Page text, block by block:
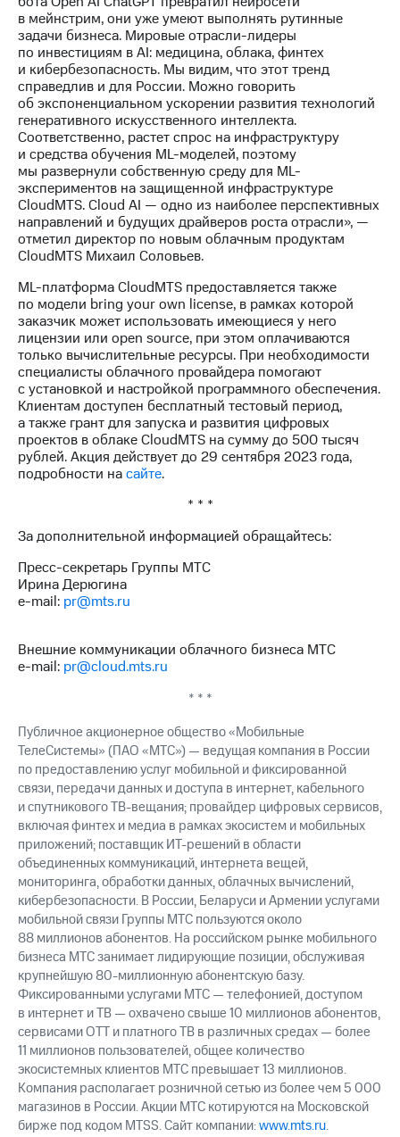
акций
Описание
Программа
приобретения
Порядок
выкупа
акций
Дивиденды
Рынок
облигаций
Описание
Еврооблигации-2023
Уведомление
погашении
именных
облигаций
Другое
Регистратор
Реквизиты
Контакты
развитие
деловая этика
На главную
в мейнстрим, они уже умеют выполнять рутинные
задачи бизнеса. Мировые отрасли-лидеры
по инвестициям в AI: медицина, облака, финтех
и кибербезопасность. Мы видим, что этот тренд
справедлив и для России. Можно говорить
об экспоненциальном ускорении развития технологий
генеративного искусственного интеллекта.
Соответственно, растет спрос на инфраструктуру
и средства обучения ML-моделей, поэтому
мы развернули собственную среду для ML-
экспериментов на защищенной инфраструктуре
CloudMTS. Cloud AI — одно из наиболее перспективных
направлений и будущих драйверов роста отрасли», —
отметил директор по новым облачным продуктам
CloudMTS Михаил Соловьев.
ML-платформа CloudMTS предоставляется также
по модели bring your own license, в рамках которой
заказчик может использовать имеющиеся у него
лицензии или open source, при этом оплачиваются
только вычислительные ресурсы. При необходимости
специалисты облачного провайдера помогают
с установкой и настройкой программного обеспечения.
Клиентам доступен бесплатный тестовый период,
а также грант для запуска и развития цифровых
проектов в облаке CloudMTS на сумму до 500 тысяч
рублей. Акция действует до 29 сентября 2023 года,
подробности насайте.
* * *
За дополнительной информацией обращайтесь:
Пресс-секретарь Группы МТС
Ирина Дерюгина
e-mail: pr@mts.ru
Внешние коммуникации облачного бизнеса МТС
e-mail: pr@cloud.mts.ru
* * *
Публичное акционерное общество «Мобильные
ТелеСистемы» (ПАО «МТС») — ведущая компания в России
по предоставлению услуг мобильной и фиксированной
связи, передачи данных и доступа в интернет, кабельного
и спутникового ТВ-вещания; провайдер цифровых сервисов,
включая финтех и медиа в рамках экосистем и мобильных
приложений; поставщик ИТ-решений в области
объединенных коммуникаций, интернета вещей,
мониторинга, обработки данных, облачных вычислений,
кибербезопасности. В России, Беларуси и Армении услугами
мобильной связи Группы МТС пользуются около
88 миллионов абонентов. На российском рынке мобильного
бизнеса МТС занимает лидирующие позиции, обслуживая
крупнейшую 80-миллионную абонентскую базу.
Фиксированными услугами МТС — телефонией, доступом
в интернет и ТВ — охвачено свыше 10 миллионов абонентов,
сервисами OTT и платного ТВ в различных средах — более
11 миллионов пользователей, общее количество
экосистемных клиентов МТС превышает 13 миллионов.
Компания располагает розничной сетью из более чем 5 000
магазинов в России. Акции МТС котируются на Московской
бирже под кодом MTSS. Сайт компании:www.mts.ru.